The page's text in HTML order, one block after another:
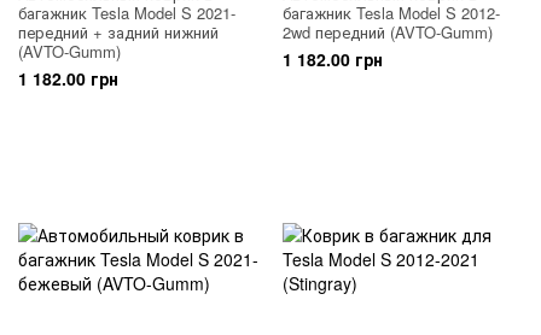
багажник Tesla Model S 2021-
передний + задний нижний
(AVTO-Gumm)
1 182.00 грн
багажник Tesla Model S 2012-
2wd передний (AVTO-Gumm)
1 182.00 грн